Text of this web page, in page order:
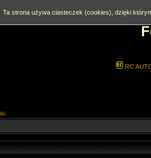
RC
Ta strona używa ciasteczek (cookies), dzięki